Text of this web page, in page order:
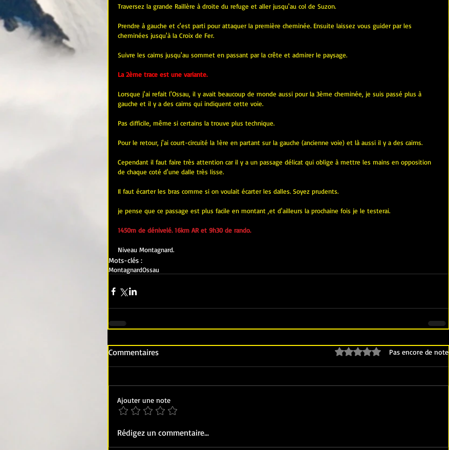
Traversez la grande Raillère à droite du refuge et aller jusqu'au col de Suzon.
Prendre à gauche et c'est parti pour attaquer la première cheminée. Ensuite laissez vous guider par les
cheminées jusqu'à la Croix de Fer.
Suivre les cairns jusqu'au sommet en passant par la crête et admirer le paysage.
La 2ème trace est une variante.
Lorsque j'ai refait l'Ossau, il y avait beaucoup de monde aussi pour la 3ème cheminée, je suis passé plus à
gauche et il y a des cairns qui indiquent cette voie.
Pas difficile, même si certains la trouve plus technique.
Pour le retour, j'ai court-circuité la 1ère en partant sur la gauche (ancienne voie) et là aussi il y a des cairns.
Cependant il faut faire très attention car il y a un passage délicat qui oblige à mettre les mains en opposition
de chaque coté d'une dalle très lisse.
Il faut écarter les bras comme si on voulait écarter les dalles. Soyez prudents.
je pense que ce passage est plus facile en montant ,et d'ailleurs la prochaine fois je le testerai.
1450m de dénivelé. 16km AR et 9h30 de rando.
Niveau Montagnard.
Mots-clés :
MontagnardOssau
Commentaires Noté 0 étoile sur 5. Pas encore de note
Ajouter une note
Rédigez un commentaire...